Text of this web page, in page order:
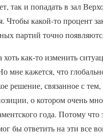
так и попадать в зал
Чтобы какой-то процент
партий точно
как-то изменить
мне кажется, что
решение, связанное с
о котором очень
года. Потому что
бы ответить на эти все